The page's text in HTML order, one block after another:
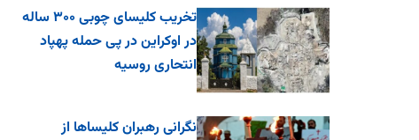
تخریب کلیسای چوبی ۳۰۰ ساله
در اوکراین در پی حمله پهپاد
انتحاری روسیه
نگرانی رهبران کلیساها از